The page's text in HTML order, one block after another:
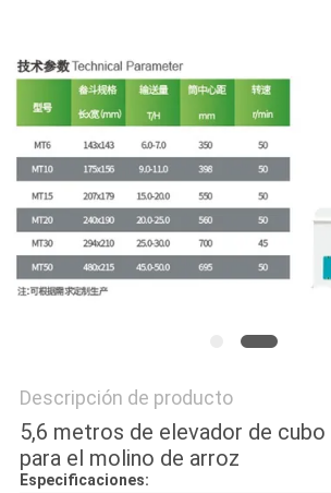
MAPA
DEL
SITIO
POLÍTICAS
DE
PRIVACIDAD
Descripción de producto
5,6 metros de elevador de cubo
para el molino de arroz
Especificaciones: